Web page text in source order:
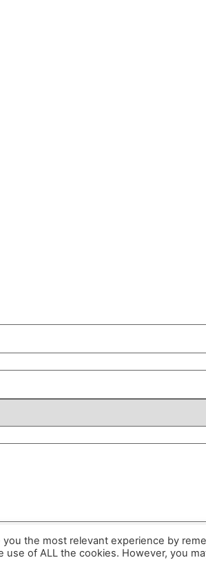
the most relevant experience by
use of ALL the cookies. However, you